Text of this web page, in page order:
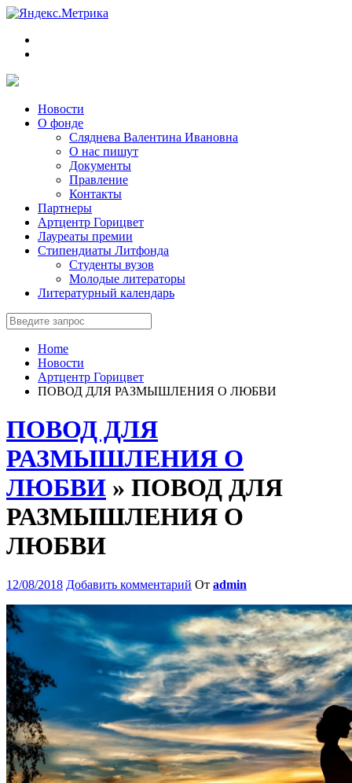
Новости
О фонде
Сляднева Валентина Ивановна
О нас пишут
Документы
Правление
Контакты
Партнеры
Артцентр Горицвет
Лауреаты премии
Стипендиаты Литфонда
Студенты вузов
Молодые литераторы
Литературный календарь
Home
Новости
Артцентр Горицвет
ПОВОД ДЛЯ РАЗМЫШЛЕНИЯ О ЛЮБВИ
ПОВОД ДЛЯ
РАЗМЫШЛЕНИЯ О
ЛЮБВИ » ПОВОД ДЛЯ
РАЗМЫШЛЕНИЯ О
ЛЮБВИ
12/08/2018 Добавить комментарий От admin